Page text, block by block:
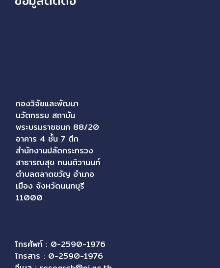
กองวิจัยและพัฒนา
นวัตกรรม สถาบัน
พระบรมราชชนก 88/20
อาคาร 4 ชั้น 7 ตึก
สำนักงานปลัดกระทรวง
สาธารณสุข ถนนติวานนท์
ตำบลตลาดขวัญ อำเภอ
เมือง จังหวัดนนทบุรี
11000
โทรศัพท์ : 0-2590-1976
โทรสาร : 0-2590-1976